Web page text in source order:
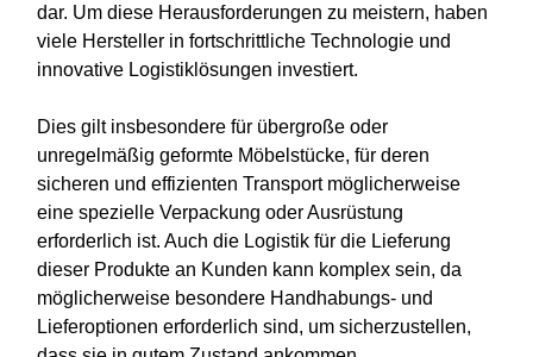
dar. Um diese Herausforderungen zu meistern, haben
viele Hersteller in fortschrittliche Technologie und
innovative Logistiklösungen investiert.
Dies gilt insbesondere für übergroße oder
unregelmäßig geformte Möbelstücke, für deren
sicheren und effizienten Transport möglicherweise
eine spezielle Verpackung oder Ausrüstung
erforderlich ist. Auch die Logistik für die Lieferung
dieser Produkte an Kunden kann komplex sein, da
möglicherweise besondere Handhabungs- und
Lieferoptionen erforderlich sind, um sicherzustellen,